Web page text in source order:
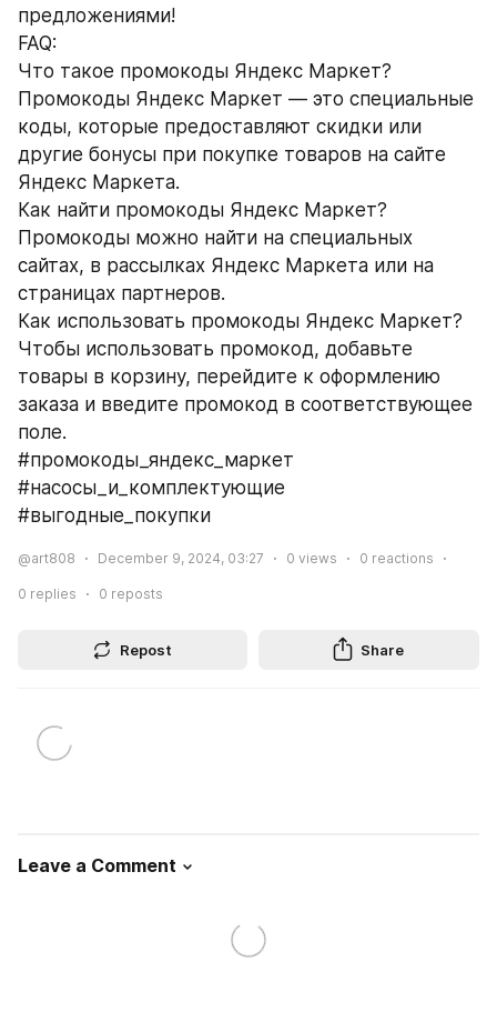
предложениями!
FAQ:
Что такое промокоды Яндекс Маркет?
Промокоды Яндекс Маркет — это специальные
коды, которые предоставляют скидки или
другие бонусы при покупке товаров на сайте
Яндекс Маркета.
Как найти промокоды Яндекс Маркет?
Промокоды можно найти на специальных
сайтах, в рассылках Яндекс Маркета или на
страницах партнеров.
Как использовать промокоды Яндекс Маркет?
Чтобы использовать промокод, добавьте
товары в корзину, перейдите к оформлению
заказа и введите промокод в соответствующее
поле.
#промокоды_яндекс_маркет
#насосы_и_комплектующие
#выгодные_покупки
@art808 December 9, 2024, 03:27 0 views 0 reactions
0 replies 0 reposts
Repost Share
Leave a Comment